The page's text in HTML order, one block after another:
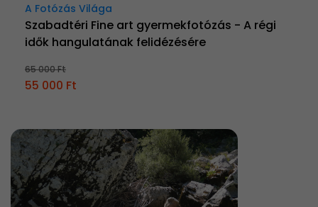
A Fotózás Világa
Szabadtéri Fine art gyermekfotózás - A régi
idők hangulatának felidézésére
65 000 Ft
55 000 Ft